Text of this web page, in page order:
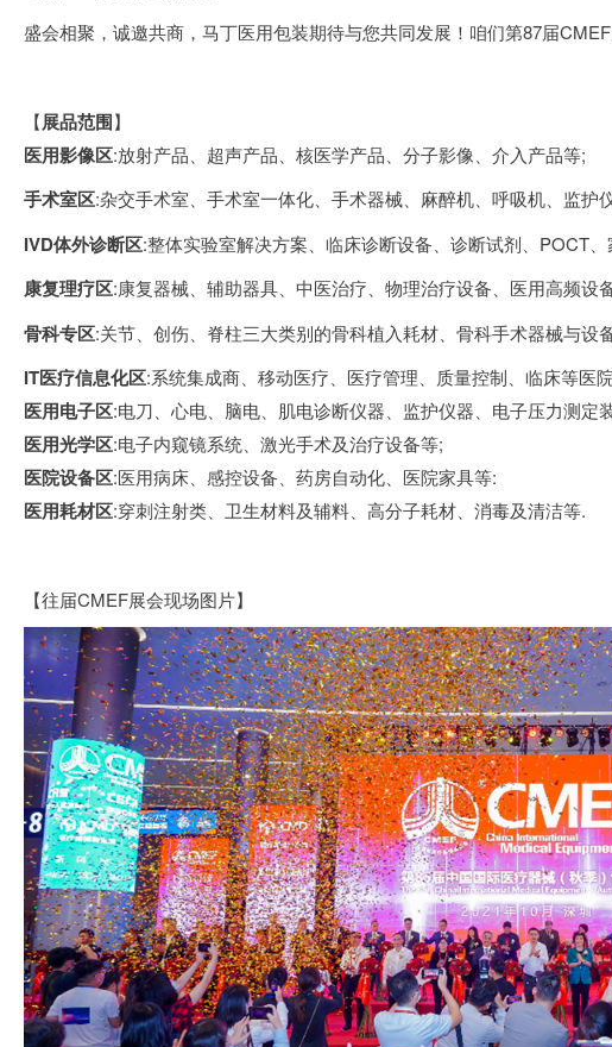
盛会相聚，诚邀共商，马丁医用包装期待与您共同发展！咱们第87届CMEF
【展品范围】
医用影像区:放射产品、超声产品、核医学产品、分子影像、介入产品等;
手术室区:杂交手术室、手术室一体化、手术器械、麻醉机、呼吸机、监护
IVD体外诊断区:整体实验室解决方案、临床诊断设备、诊断试剂、POCT
康复理疗区:康复器械、辅助器具、中医治疗、物理治疗设备、医用高频设
骨科专区:关节、创伤、脊柱三大类别的骨科植入耗材、骨科手术器械与设
IT医疗信息化区:系统集成商、移动医疗、医疗管理、质量控制、临床等医
医用电子区:电刀、心电、脑电、肌电诊断仪器、监护仪器、电子压力测定
医用光学区:电子内窥镜系统、激光手术及治疗设备等;
医院设备区:医用病床、感控设备、药房自动化、医院家具等:
医用耗材区:穿刺注射类、卫生材料及辅料、高分子耗材、消毒及清洁等.
【往届CMEF展会现场图片】